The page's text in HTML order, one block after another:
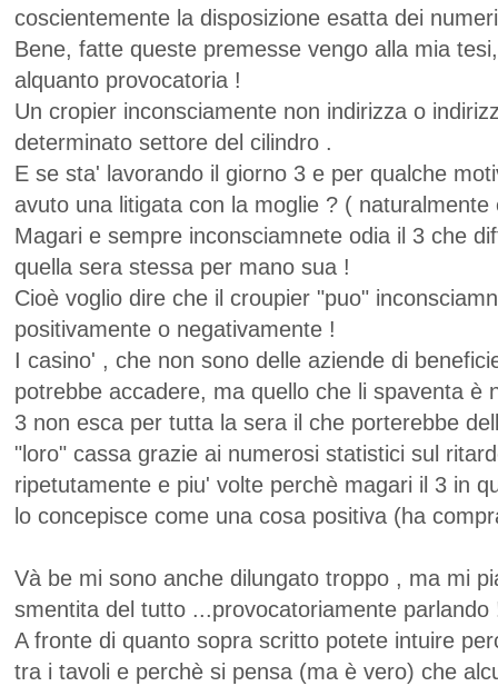
coscientemente la disposizione esatta dei
Bene, fatte queste premesse vengo alla mia
alquanto provocatoria !
Un cropier inconsciamente non indirizza o
determinato settore del cilindro .
E se sta' lavorando il giorno 3 e per qualche
avuto una litigata con la moglie ? (
Magari e sempre inconsciamnete odia il 3 che
quella sera stessa per mano sua !
Cioè voglio dire che il croupier "puo"
positivamente o negativamente !
I casino' , che non sono delle aziende di
potrebbe accadere, ma quello che li spaventa è
3 non esca per tutta la sera il che porterebbe
"loro" cassa grazie ai numerosi statistici sul
ripetutamente e piu' volte perchè magari il 3 in
lo concepisce come una cosa positiva (ha
Và be mi sono anche dilungato troppo , ma mi
smentita del tutto ...provocatoriamente parlando
A fronte di quanto sopra scritto potete intuire
tra i tavoli e perchè si pensa (ma è vero) che